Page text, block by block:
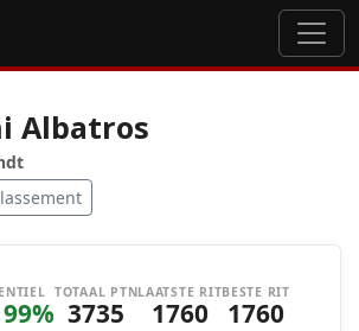
Albatros
TOTAAL PTN
3735
LAATSTE RIT
1760
BESTE RIT
1760